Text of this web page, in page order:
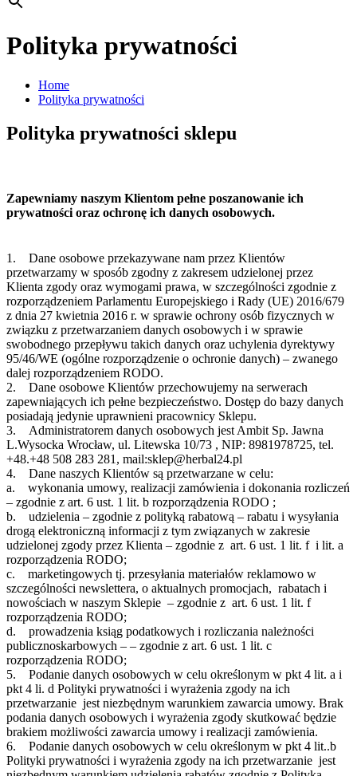
Polityka prywatności
Home
Polityka prywatności
Polityka prywatności sklepu
Zapewniamy naszym Klientom pełne poszanowanie ich
prywatności oraz ochronę ich danych osobowych.
1. Dane osobowe przekazywane nam przez Klientów
przetwarzamy w sposób zgodny z zakresem udzielonej przez
Klienta zgody oraz wymogami prawa, w szczególności zgodnie z
rozporządzeniem Parlamentu Europejskiego i Rady (UE) 2016/679
z dnia 27 kwietnia 2016 r. w sprawie ochrony osób fizycznych w
związku z przetwarzaniem danych osobowych i w sprawie
swobodnego przepływu takich danych oraz uchylenia dyrektywy
95/46/WE (ogólne rozporządzenie o ochronie danych) – zwanego
dalej rozporządzeniem RODO.
2. Dane osobowe Klientów przechowujemy na serwerach
zapewniających ich pełne bezpieczeństwo. Dostęp do bazy danych
posiadają jedynie uprawnieni pracownicy Sklepu.
3. Administratorem danych osobowych jest Ambit Sp. Jawna
L.Wysocka Wrocław, ul. Litewska 10/73 , NIP: 8981978725, tel.
+48.+48 508 283 281, mail:sklep@herbal24.pl
4. Dane naszych Klientów są przetwarzane w celu:
a. wykonania umowy, realizacji zamówienia i dokonania rozliczeń
– zgodnie z art. 6 ust. 1 lit. b rozporządzenia RODO ;
b. udzielenia – zgodnie z polityką rabatową – rabatu i wysyłania
drogą elektroniczną informacji z tym związanych w zakresie
udzielonej zgody przez Klienta – zgodnie z art. 6 ust. 1 lit. f i lit. a
rozporządzenia RODO;
c. marketingowych tj. przesyłania materiałów reklamowo w
szczególności newslettera, o aktualnych promocjach, rabatach i
nowościach w naszym Sklepie – zgodnie z art. 6 ust. 1 lit. f
rozporządzenia RODO;
d. prowadzenia ksiąg podatkowych i rozliczania należności
publicznoskarbowych – – zgodnie z art. 6 ust. 1 lit. c
rozporządzenia RODO;
5. Podanie danych osobowych w celu określonym w pkt 4 lit. a i
pkt 4 li. d Polityki prywatności i wyrażenia zgody na ich
przetwarzanie jest niezbędnym warunkiem zawarcia umowy. Brak
podania danych osobowych i wyrażenia zgody skutkować będzie
brakiem możliwości zawarcia umowy i realizacji zamówienia.
6. Podanie danych osobowych w celu określonym w pkt 4 lit..b
Polityki prywatności i wyrażenia zgody na ich przetwarzanie jest